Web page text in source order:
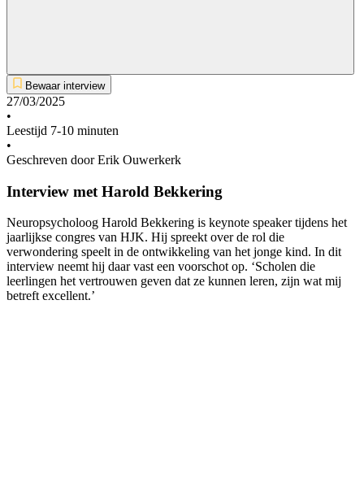
Bewaar interview
27/03/2025
•
Leestijd 7-10 minuten
•
Geschreven door Erik Ouwerkerk
Interview met Harold Bekkering
Neuropsycholoog Harold Bekkering is keynote speaker tijdens het
jaarlijkse congres van HJK. Hij spreekt over de rol die
verwondering speelt in de ontwikkeling van het jonge kind. In dit
interview neemt hij daar vast een voorschot op. ‘Scholen die
leerlingen het vertrouwen geven dat ze kunnen leren, zijn wat mij
betreft excellent.’